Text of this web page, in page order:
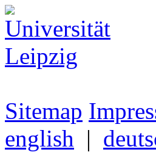
Sitemap
english |